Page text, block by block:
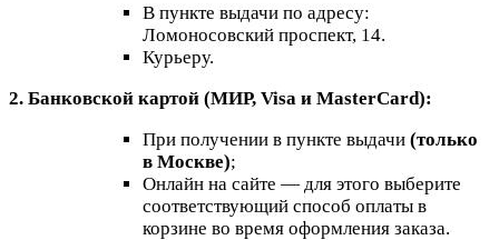
В пункте выдачи по адресу:
Ломоносовский проспект, 14.
Курьеру.
2. Банковской картой (МИР, Visa и MasterCard):
При получении в пункте выдачи (только
в Москве);
Онлайн на сайте — для этого выберите
соответствующий способ оплаты в
корзине во время оформления заказа.